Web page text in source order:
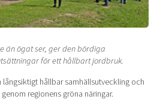
business
än ögat ser, ger den bördiga
för ett hållbart jordbruk.
långsiktigt hållbar samhällsutveckling och
regionens gröna näringar.